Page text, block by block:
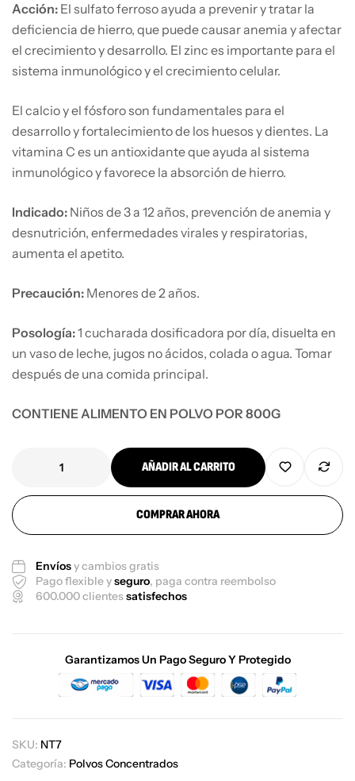
Acción: El sulfato ferroso ayuda a prevenir y tratar la
deficiencia de hierro, que puede causar anemia y afectar
el crecimiento y desarrollo. El zinc es importante para el
sistema inmunológico y el crecimiento celular.
El calcio y el fósforo son fundamentales para el
desarrollo y fortalecimiento de los huesos y dientes. La
vitamina C es un antioxidante que ayuda al sistema
inmunológico y favorece la absorción de hierro.
Indicado: Niños de 3 a 12 años, prevención de anemia y
desnutrición, enfermedades virales y respiratorias,
aumenta el apetito.
Precaución: Menores de 2 años.
Posología:1 cucharada dosificadora por día, disuelta en
un vaso de leche, jugos no ácidos, colada o agua. Tomar
después de una comida principal.
CONTIENE ALIMENTO EN POLVO POR 800G
AÑADIR AL CARRITO
COMPRAR AHORA
Envíosy cambios gratis
Pago flexible yseguro, paga contra reembolso
600.000 clientessatisfechos
Garantizamos Un Pago Seguro Y Protegido
SKU: NT7
Categoría: Polvos Concentrados